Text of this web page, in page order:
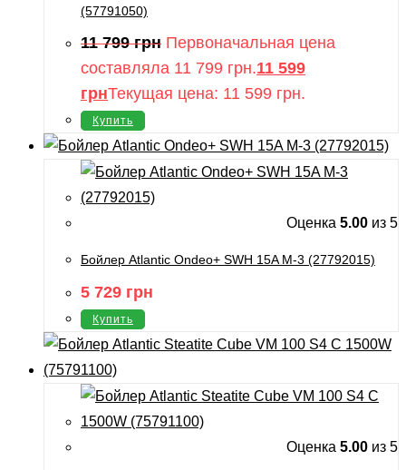
(57791050)
11 799грн Первоначальная цена
составляла 11 799 грн.11 599
грнТекущая цена: 11 599 грн.
Купить
Оценка 5.00 из 5
Бойлер Atlantic Ondeo+ SWH 15A M-3 (27792015)
5 729 грн
Купить
Оценка 5.00 из 5